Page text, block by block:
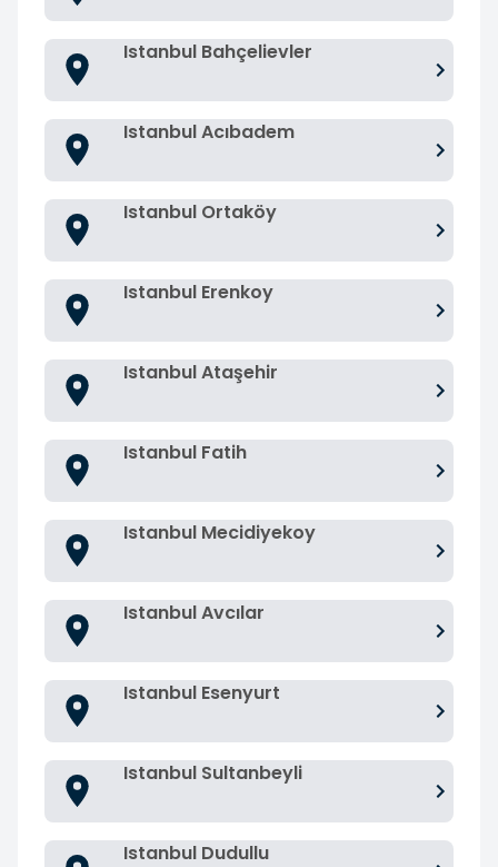
Istanbul Bahçelievler
Istanbul Acıbadem
Istanbul Ortaköy
Istanbul Erenkoy
Istanbul Ataşehir
Istanbul Fatih
Istanbul Mecidiyekoy
Istanbul Avcılar
Istanbul Esenyurt
Istanbul Sultanbeyli
Istanbul Dudullu